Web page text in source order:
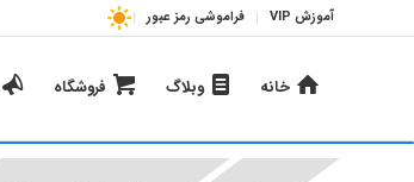
آموزش VIP فراموشی رمز عبور
خانه وبلاگ فروشگاه